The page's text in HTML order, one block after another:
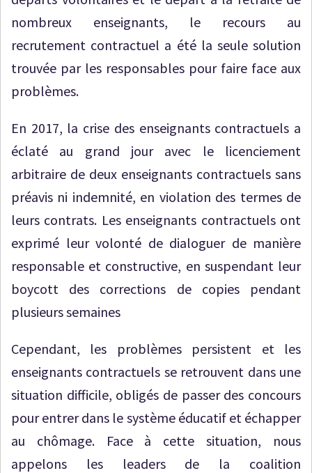
nombreux enseignants, le recours au
recrutement contractuel a été la seule solution
trouvée par les responsables pour faire face aux
problèmes.
En 2017, la crise des enseignants contractuels a
éclaté au grand jour avec le licenciement
arbitraire de deux enseignants contractuels sans
préavis ni indemnité, en violation des termes de
leurs contrats. Les enseignants contractuels ont
exprimé leur volonté de dialoguer de manière
responsable et constructive, en suspendant leur
boycott des corrections de copies pendant
plusieurs semaines
Cependant, les problèmes persistent et les
enseignants contractuels se retrouvent dans une
situation difficile, obligés de passer des concours
pour entrer dans le système éducatif et échapper
au chômage. Face à cette situation, nous
appelons les leaders de la coalition